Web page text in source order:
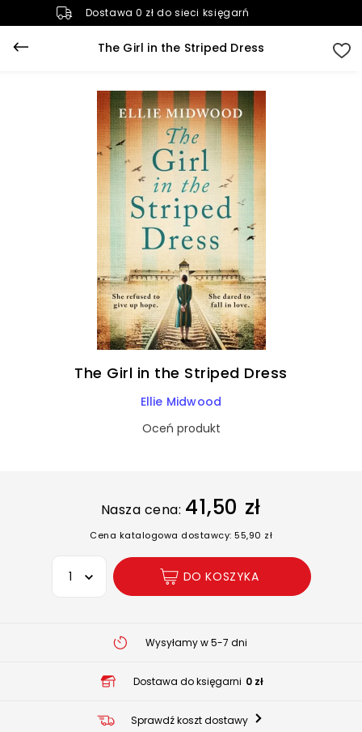
Dostawa 0 zł do sieci księgarń
The Girl in the Striped Dress
The Girl in the Striped Dress
Ellie Midwood
Oceń produkt
Nasza cena: 41,50 zł
Cena katalogowa dostawcy: 55,90 zł
Wybierz opcję
DO KOSZYKA
Wysyłamy w 5-7 dni
Dostawa do księgarni 0 zł
Sprawdź koszt dostawy